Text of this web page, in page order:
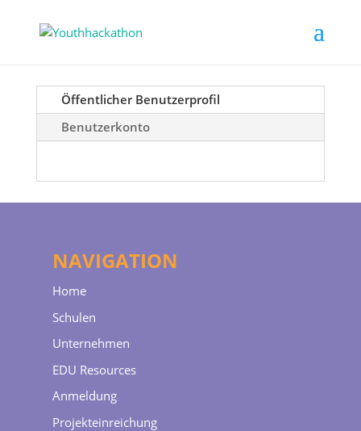
Öffentlicher Benutzerprofil
Benutzerkonto
NAVIGATION
Home
Schulen
Unternehmen
EDU Resources
Anmeldung
Projekteinreichung